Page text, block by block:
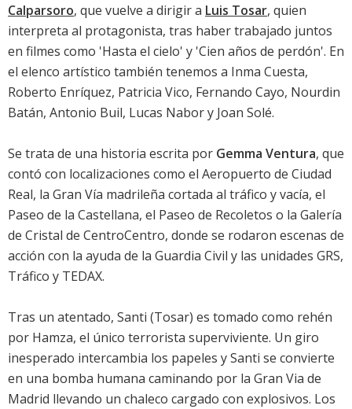
Calparsoro, que vuelve a dirigir a Luis Tosar, quien
interpreta al protagonista, tras haber trabajado juntos
en filmes como 'Hasta el cielo' y 'Cien años de perdón'. En
el elenco artístico también tenemos a Inma Cuesta,
Roberto Enríquez, Patricia Vico, Fernando Cayo, Nourdin
Batán, Antonio Buil, Lucas Nabor y Joan Solé.
Se trata de una historia escrita por Gemma Ventura, que
contó con localizaciones como el Aeropuerto de Ciudad
Real, la Gran Vía madrileña cortada al tráfico y vacía, el
Paseo de la Castellana, el Paseo de Recoletos o la Galería
de Cristal de CentroCentro, donde se rodaron escenas de
acción con la ayuda de la Guardia Civil y las unidades GRS,
Tráfico y TEDAX.
Tras un atentado, Santi (Tosar) es tomado como rehén
por Hamza, el único terrorista superviviente. Un giro
inesperado intercambia los papeles y Santi se convierte
en una bomba humana caminando por la Gran Via de
Madrid llevando un chaleco cargado con explosivos. Los